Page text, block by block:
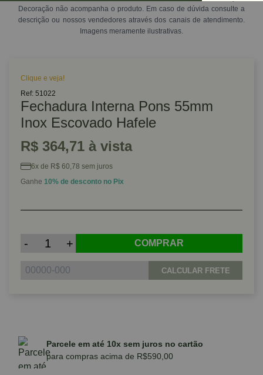
Decoração não acompanha o produto. Em caso de dúvida consulte a
descrição ou nossos vendedores através dos canais de atendimento.
Imagens meramente ilustrativas.
Clique e veja!
Ref: 51022
Fechadura Interna Pons 55mm
Inox Escovado Hafele
R$ 364,71 à vista
6x de R$ 60,78 sem juros
Ganhe 10% de desconto no Pix
- + COMPRAR
CALCULAR FRETE
Parcele em até 10x sem juros no cartão
para compras acima de R$590,00